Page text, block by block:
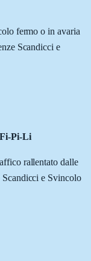
fermo o in avaria
Scandicci e
Pi-Li
rallentato dalle
e Svincolo